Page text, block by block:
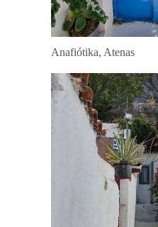
Anafiótika, Atenas